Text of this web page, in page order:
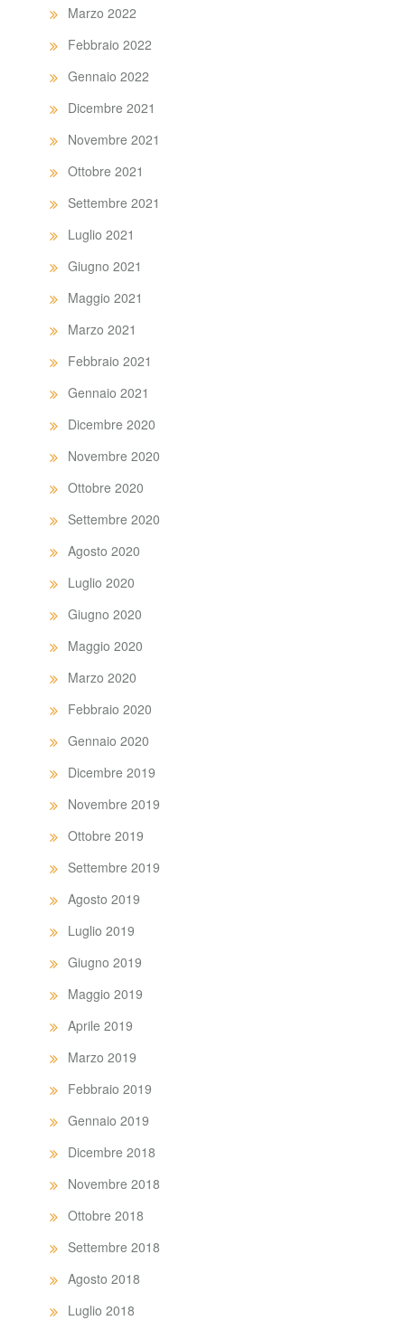
Marzo 2022
Febbraio 2022
Gennaio 2022
Dicembre 2021
Novembre 2021
Ottobre 2021
Settembre 2021
Luglio 2021
Giugno 2021
Maggio 2021
Marzo 2021
Febbraio 2021
Gennaio 2021
Dicembre 2020
Novembre 2020
Ottobre 2020
Settembre 2020
Agosto 2020
Luglio 2020
Giugno 2020
Maggio 2020
Marzo 2020
Febbraio 2020
Gennaio 2020
Dicembre 2019
Novembre 2019
Ottobre 2019
Settembre 2019
Agosto 2019
Luglio 2019
Giugno 2019
Maggio 2019
Aprile 2019
Marzo 2019
Febbraio 2019
Gennaio 2019
Dicembre 2018
Novembre 2018
Ottobre 2018
Settembre 2018
Agosto 2018
Luglio 2018